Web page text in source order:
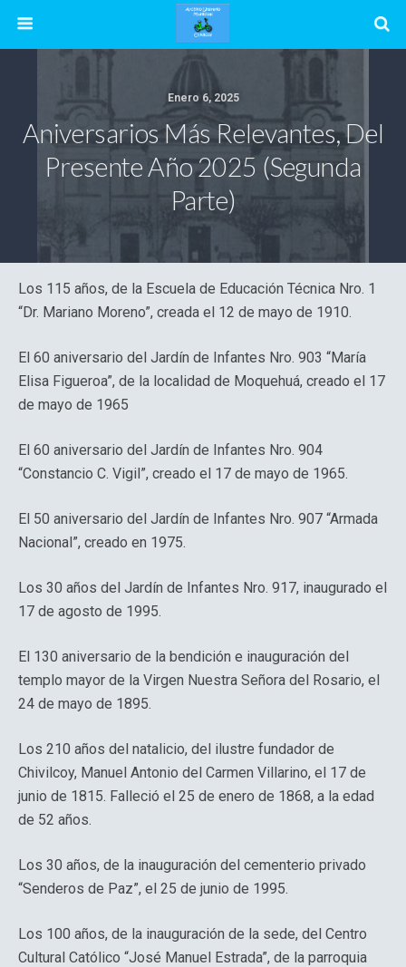
Enero 6, 2025
Aniversarios Más Relevantes, Del
Presente Año 2025 (Segunda
Parte)
Los 115 años, de la Escuela de Educación Técnica Nro. 1
“Dr. Mariano Moreno”, creada el 12 de mayo de 1910.
El 60 aniversario del Jardín de Infantes Nro. 903 “María
Elisa Figueroa”, de la localidad de Moquehuá, creado el 17
de mayo de 1965
El 60 aniversario del Jardín de Infantes Nro. 904
“Constancio C. Vigil”, creado el 17 de mayo de 1965.
El 50 aniversario del Jardín de Infantes Nro. 907 “Armada
Nacional”, creado en 1975.
Los 30 años del Jardín de Infantes Nro. 917, inaugurado el
17 de agosto de 1995.
El 130 aniversario de la bendición e inauguración del
templo mayor de la Virgen Nuestra Señora del Rosario, el
24 de mayo de 1895.
Los 210 años del natalicio, del ilustre fundador de
Chivilcoy, Manuel Antonio del Carmen Villarino, el 17 de
junio de 1815. Falleció el 25 de enero de 1868, a la edad
de 52 años.
Los 30 años, de la inauguración del cementerio privado
“Senderos de Paz”, el 25 de junio de 1995.
Los 100 años, de la inauguración de la sede, del Centro
Cultural Católico “José Manuel Estrada”, de la parroquia